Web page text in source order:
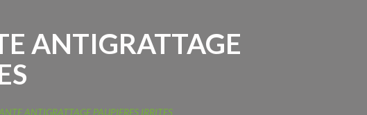
ANTIGRATTAGE
ANTIGRATTAGE PAUPIERES IRRITES